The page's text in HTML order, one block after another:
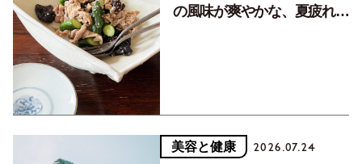
の風味が爽やかな、夏疲れを
美容と健康 2026.07.24